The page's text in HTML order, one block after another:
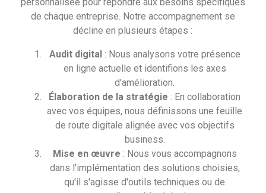
de chaque entreprise. Notre accompagnement se
décline en plusieurs étapes :
Audit digital: Nous analysons votre présence
en ligne actuelle et identifions les axes
d'amélioration.
Élaboration de la stratégie : En collaboration
avec vos équipes, nous définissons une feuille
de route digitale alignée avec vos objectifs
business.
Mise en œuvre : Nous vous accompagnons
dans l'implémentation des solutions choisies,
qu'il s'agisse d'outils techniques ou de